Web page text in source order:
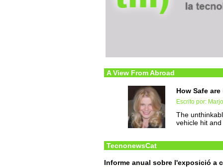
A View From Abroad
How Safe
Escrito por:
The
vehicle hit
TecnonewsCat
Informe anual sobre l'exposició a